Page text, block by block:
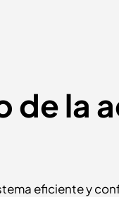
de la
eficiente y